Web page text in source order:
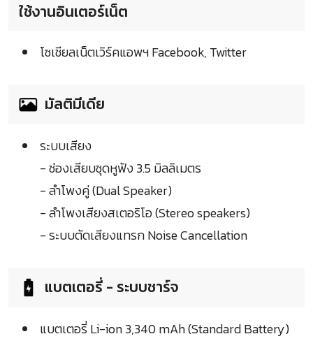
ใช้งานอินเตอร์เน็ต
โซเชียลเน็ตเวิร์คแอพฯ Facebook, Twitter
มัลติมีเดีย
ระบบเสียง
- ช่องเสียบชุดหูฟัง 3.5 มิลลิเมตร
- ลำโพงคู่ (Dual Speaker)
- ลำโพงเสียงสเตอริโอ (Stereo speakers)
- ระบบตัดเสียงแทรก Noise Cancellation
แบตเตอรี่ - ระบบชาร์จ
แบตเตอรี่ Li-ion 3,340 mAh (Standard Battery)